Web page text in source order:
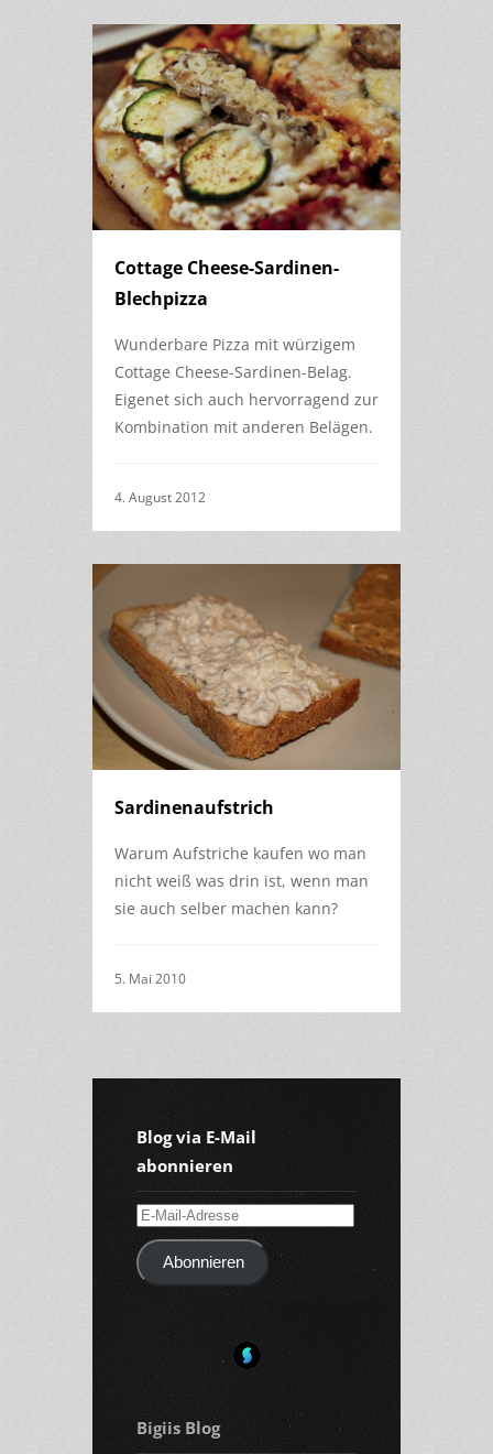
Cottage Cheese-Sardinen-
Blechpizza
Wunderbare Pizza mit würzigem
Cottage Cheese-Sardinen-Belag.
Eigenet sich auch hervorragend zur
Kombination mit anderen Belägen.
4. August 2012
Sardinenaufstrich
Warum Aufstriche kaufen wo man
nicht weiß was drin ist, wenn man
sie auch selber machen kann?
5. Mai 2010
Blog via E-Mail
abonnieren
E-
Mail-
AdresseAbonnieren
Bigiis Blog